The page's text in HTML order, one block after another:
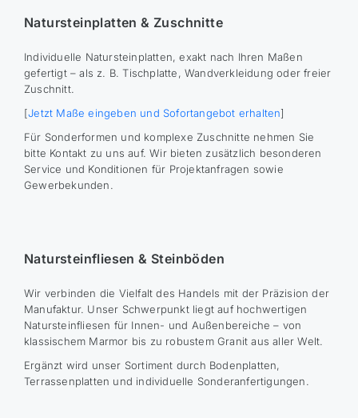
Natursteinplatten & Zuschnitte
Individuelle Natursteinplatten, exakt nach Ihren Maßen
gefertigt – als z. B. Tischplatte, Wandverkleidung oder freier
Zuschnitt.
[Jetzt Maße eingeben und Sofortangebot erhalten]
Für Sonderformen und komplexe Zuschnitte nehmen Sie
bitte Kontakt zu uns auf. Wir bieten zusätzlich besonderen
Service und Konditionen für Projektanfragen sowie
Gewerbekunden.
Natursteinfliesen & Steinböden
Wir verbinden die Vielfalt des Handels mit der Präzision der
Manufaktur. Unser Schwerpunkt liegt auf hochwertigen
Natursteinfliesen für Innen- und Außenbereiche – von
klassischem Marmor bis zu robustem Granit aus aller Welt.
Ergänzt wird unser Sortiment durch Bodenplatten,
Terrassenplatten und individuelle Sonderanfertigungen.